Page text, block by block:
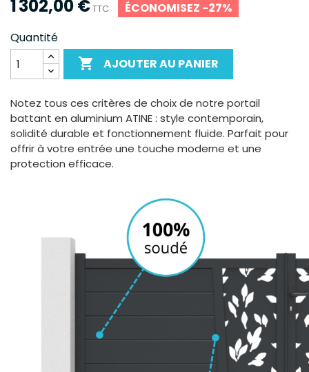
1 302,00 €TTC
ÉCONOMISEZ -27%
Quantité
 AJOUTER AU PANIER
Notez tous ces critères de choix de notre portail
battant en aluminium ATINE : style contemporain,
solidité durable et fonctionnement fluide. Parfait pour
offrir à votre entrée une touche moderne et une
protection efficace.